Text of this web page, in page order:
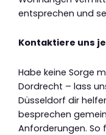
entsprechen und
Kontaktiere uns
Habe keine Sorge
Dordrecht – lass
Düsseldorf dir
besprechen
Anforderungen. So